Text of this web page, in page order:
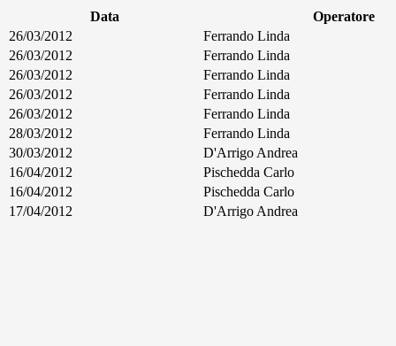
Data
Operatore
26/03/2012
Ferrando Linda
26/03/2012
Ferrando Linda
26/03/2012
Ferrando Linda
26/03/2012
Ferrando Linda
26/03/2012
Ferrando Linda
28/03/2012
Ferrando Linda
30/03/2012
D'Arrigo Andrea
16/04/2012
Pischedda Carlo
16/04/2012
Pischedda Carlo
17/04/2012
D'Arrigo Andrea